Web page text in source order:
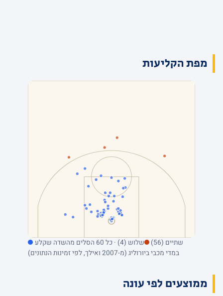
מפת הקליעות
שתיים (56)
שלוש (4) · כל 60 הסלים מהשדה שקלע
במדי מכבי ביורוליג (מ-2007 ואילך, לפי זמינות הנתונים)
ממוצעים לפי עונה